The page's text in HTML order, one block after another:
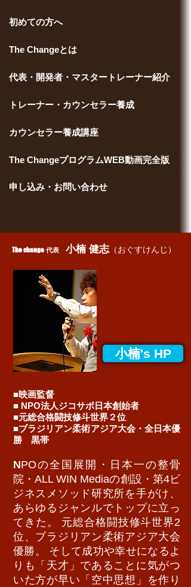
​初めての方へ
The Changeとは
代表・開発者・マスタートレーナー紹介
トレーナー・カウンセラー養成
カウンセラー養成講座
​​The ChangeプログラムWEB動画完全版
申し込み・お問い合わせ
The change 代表 小楠 健志 （おぐすけんじ）
小楠's HP
■映画監督
■ NPO法人ジコサポ日本創始者
■元総合格闘技修斗世界２位
■ブラジリアン柔術アジア大会・全日本優
勝 黒帯
NPOの全国展開・日本一の整骨
院・ALL WIN Mediaの創設・第4ビ
ジネスメソッド研究所を手がけ、
あらゆるジャンルでトップに立っ
てきた。 元総合格闘技修斗世界2
位、ブラジリアン柔術アジア大会
優勝。 そして成功や幸せになるよ
りも「天才」であることに気がつ
いた方が早い「空中思想」を作り